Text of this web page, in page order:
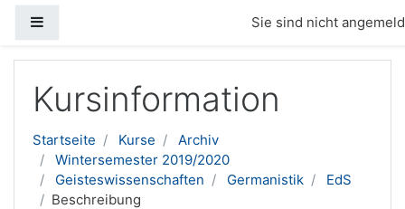
Sie sind nicht
Kursinformation
Startseite Kurse
Archiv
Wintersemester 2019/2020
Geisteswissenschaften
Germanistik
EdS
Beschreibung